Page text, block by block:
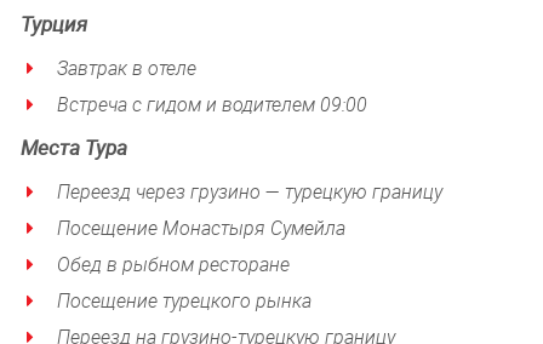
Турция
Завтрак в отеле
Встреча с гидом и водителем 09:00
Места Тура
Переезд через грузино — турецкую границу
Посещение Монастыря Сумейла
Обед в рыбном ресторане
Посещение турецкого рынка
Переезд на грузино-турецкую границу